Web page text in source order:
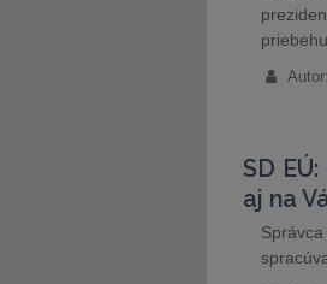
SD
aj na